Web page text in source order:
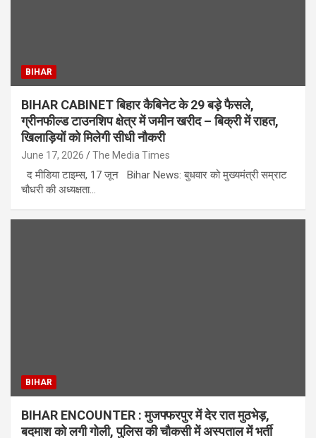
BIHAR
BIHAR CABINET बिहार कैबिनेट के 29 बड़े फैसले,
ग्रीनफील्ड टाउनशिप क्षेत्र में जमीन खरीद – बिक्री में राहत,
खिलाड़ियों को मिलेगी सीधी नौकरी
June 17, 2026 The Media Times
द मीडिया टाइम्स, 17 जून Bihar News: बुधवार को मुख्यमंत्री सम्राट
चौधरी की अध्यक्षता…
BIHAR
BIHAR ENCOUNTER : मुजफ्फरपुर में देर रात मुठभेड़,
बदमाश को लगी गोली, पुलिस की चौकसी में अस्पताल में भर्ती